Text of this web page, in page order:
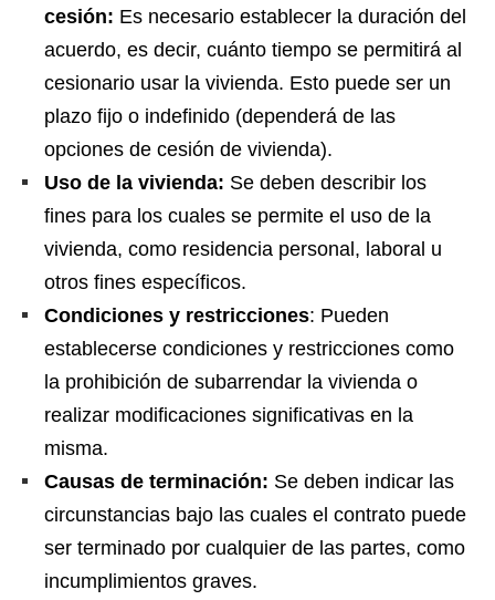
cesión: Es necesario establecer la duración del
acuerdo, es decir, cuánto tiempo se permitirá al
cesionario usar la vivienda. Esto puede ser un
plazo fijo o indefinido (dependerá de las
opciones de cesión de vivienda).
Uso de la vivienda: Se deben describir los
fines para los cuales se permite el uso de la
vivienda, como residencia personal, laboral u
otros fines específicos.
Condiciones y restricciones: Pueden
establecerse condiciones y restricciones como
la prohibición de subarrendar la vivienda o
realizar modificaciones significativas en la
misma.
Causas de terminación: Se deben indicar las
circunstancias bajo las cuales el contrato puede
ser terminado por cualquier de las partes, como
incumplimientos graves.